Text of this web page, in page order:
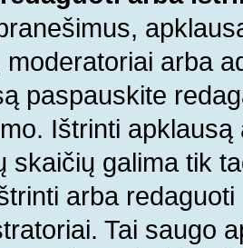
moderatoriai arba
paspauskite
Ištrinti
skaičių galima tik
arba
Tai saugo